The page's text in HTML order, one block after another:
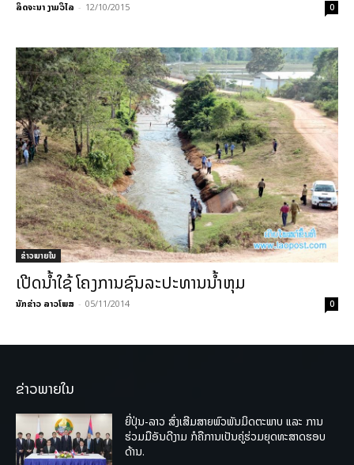
ລິດຈະນາ ງາມວິໄລ - 12/10/2015 0
ຂ່າວພາຍ​ໃນ
ເປີດນ້ຳໃຊ້ ໂຄງການຊົນລະປະທານນ້ຳຫຸມ
ນັກຂ່າວ ລາວໂພສ - 05/11/2014 0
ຂ່າວພາຍໃນ
ຍີ່ປຸ່ນ-ລາວ ສົ່ງເສີມສາຍພົວພັນມິດຕະພາບ ແລະ ການ
ຮ່ວມມືອັນດີງາມ ກໍຄືການເປັນຄູ່ຮ່ວມຍຸດທະສາດຮອບ
ດ້ານ.